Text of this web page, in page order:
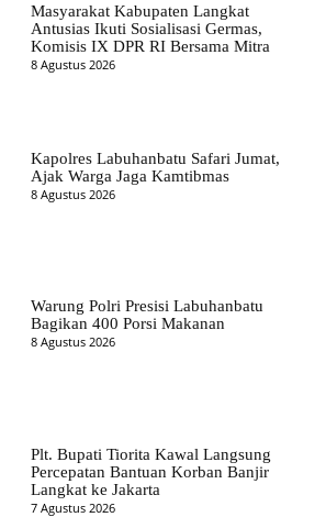
Masyarakat Kabupaten Langkat
Antusias Ikuti Sosialisasi Germas,
Komisis IX DPR RI Bersama Mitra
8 Agustus 2026
Kapolres Labuhanbatu Safari Jumat,
Ajak Warga Jaga Kamtibmas
8 Agustus 2026
Warung Polri Presisi Labuhanbatu
Bagikan 400 Porsi Makanan
8 Agustus 2026
Plt. Bupati Tiorita Kawal Langsung
Percepatan Bantuan Korban Banjir
Langkat ke Jakarta
7 Agustus 2026